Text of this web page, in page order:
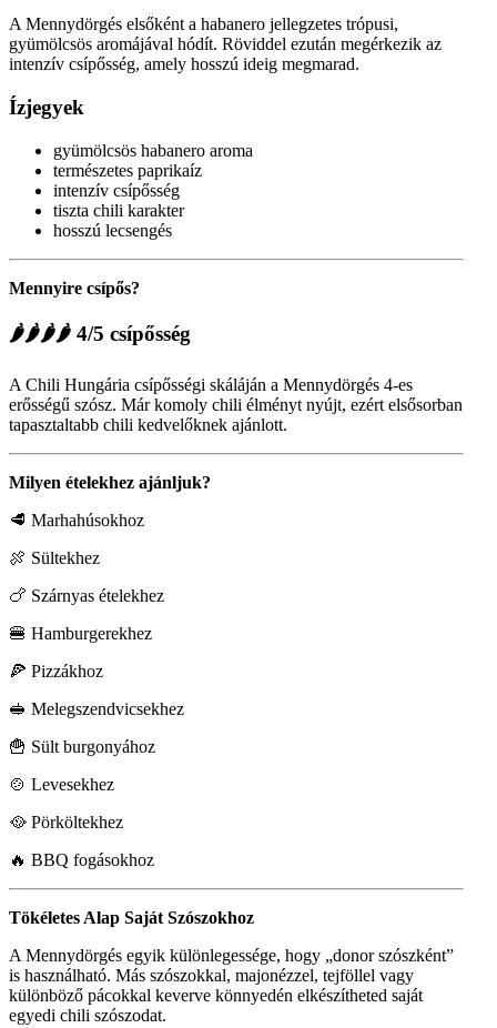
A Mennydörgés elsőként a habanero jellegzetes trópusi,
gyümölcsös aromájával hódít. Röviddel ezután megérkezik az
intenzív csípősség, amely hosszú ideig megmarad.
Ízjegyek
gyümölcsös habanero aroma
természetes paprikaíz
intenzív csípősség
tiszta chili karakter
hosszú lecsengés
Mennyire csípős?
🌶🌶🌶🌶 4/5 csípősség
A Chili Hungária csípősségi skáláján a Mennydörgés 4-es
erősségű szósz. Már komoly chili élményt nyújt, ezért elsősorban
tapasztaltabb chili kedvelőknek ajánlott.
Milyen ételekhez ajánljuk?
🥩 Marhahúsokhoz
🍖 Sültekhez
🍗 Szárnyas ételekhez
🍔 Hamburgerekhez
🍕 Pizzákhoz
🥪 Melegszendvicsekhez
🍟 Sült burgonyához
🍲 Levesekhez
🥘 Pörköltekhez
🔥 BBQ fogásokhoz
Tökéletes Alap Saját Szószokhoz
A Mennydörgés egyik különlegessége, hogy „donor szószként”
is használható. Más szószokkal, majonézzel, tejföllel vagy
különböző pácokkal keverve könnyedén elkészítheted saját
egyedi chili szószodat.